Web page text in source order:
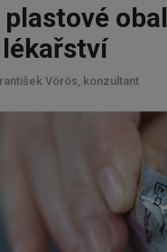
Vörös, konzultant